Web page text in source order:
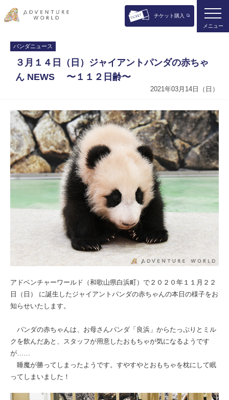
チケット購入
メニュー
パンダニュース
３月１４日（日）ジャイアントパンダの赤ちゃ
ん NEWS 〜１１２日齢〜
2021年03月14日（日）
アドベンチャーワールド（和歌山県白浜町）で２０２０年１１月２２
日（日） に誕生したジャイアントパンダの赤ちゃんの本日の様子をお
知らせいたします。
パンダの赤ちゃんは、お母さんパンダ「良浜」からたっぷりとミル
クを飲んだあと、スタッフが用意したおもちゃが気になるようです
が……
睡魔が勝ってしまったようです。すやすやとおもちゃを枕にして眠
ってしまいました！